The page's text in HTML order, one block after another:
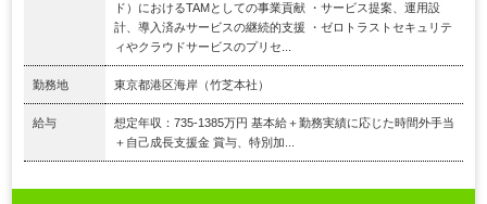
ド）におけるTAMとしての事業貢献 ・サービス提案、運用設
計、導入済みサービスの継続的支援 ・ゼロトラストセキュリテ
ィやクラウドサービスのプリセ...
勤務地 東京都港区海岸（竹芝本社）
給与
想定年収：735-1385万円 基本給＋勤務実績に応じた時間外手当
＋自己成長支援金 賞与、特別加...